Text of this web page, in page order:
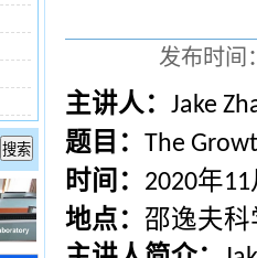
发布时
主讲人： Jake
题目： The
时间： 2020年11
地点： 邵逸夫